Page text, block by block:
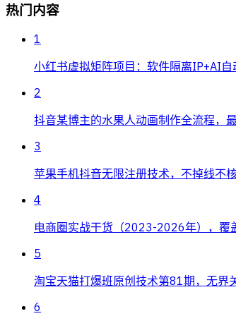
热门内容
1
小红书虚拟矩阵项目：软件隔离IP+AI自
2
抖音某博主的水果人动画制作全流程，
3
苹果手机抖音无限注册技术，不掉线不
4
电商圈实战干货（2023-2026年），覆
5
淘宝天猫打爆班原创技术第81期，无界
6